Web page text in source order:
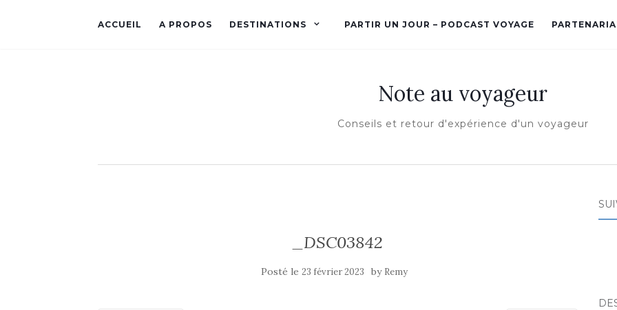
ACCUEIL A PROPOS DESTINATIONS PARTIR UN JOUR – PODCAST VOYAGE
Note au voyageur
Conseils et retour d'expérience d'un voyageur
_DSC03842
Posté le 23 février 2023 by Remy